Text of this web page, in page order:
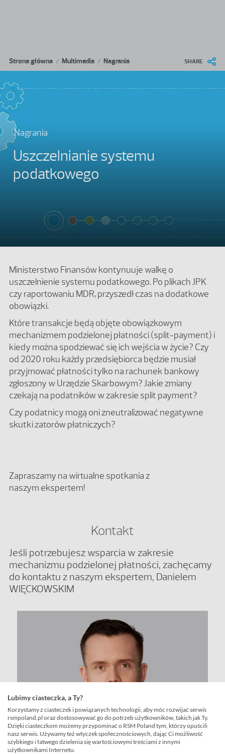
Ścieżka nawigacyjna
Strona główna / Multimedia / Nagrania SHARE
Nagrania
Uszczelnianie systemu
podatkowego
Ministerstwo Finansów kontynuuje walkę o
uszczelnienie systemu podatkowego. Po plikach JPK
czy raportowaniu MDR, przyszedł czas na dodatkowe
obowiązki.
Które transakcje będą objęte obowiązkowym
mechanizmem podzielonej płatności (split-payment) i
kiedy można spodziewać się ich wejścia w życie? Czy
od 2020 roku każdy przedsiębiorca będzie musiał
przyjmować płatności tylko na rachunek bankowy
zgłoszony w Urzędzie Skarbowym? Jakie zmiany
czekają na podatników w zakresie split payment?
Czy podatnicy mogą oni zneutralizować negatywne
skutki zatorów płatniczych?
Zapraszamy na wirtualne spotkania z
naszym ekspertem!
Kontakt
Jeśli potrzebujesz wsparcia w zakresie
mechanizmu podzielonej płatności, zachęcamy
do kontaktu z naszym ekspertem, Danielem
WIĘCKOWSKIM
Lubimy ciasteczka, a Ty?
Korzystamy z ciasteczek i powiązanych technologii, aby móc rozwijać serwis
rsmpoland.pl oraz dostosowywać go do potrzeb użytkowników, takich jak Ty.
Dzięki ciasteczkom możemy przypominać o RSM Poland tym, którzy opuścili
nasz serwis. Używamy też wtyczek społecznościowych, dając Ci możliwość
szybkiego i łatwego dzielenia się wartościowymi treściami z innymi
użytkownikami Internetu.